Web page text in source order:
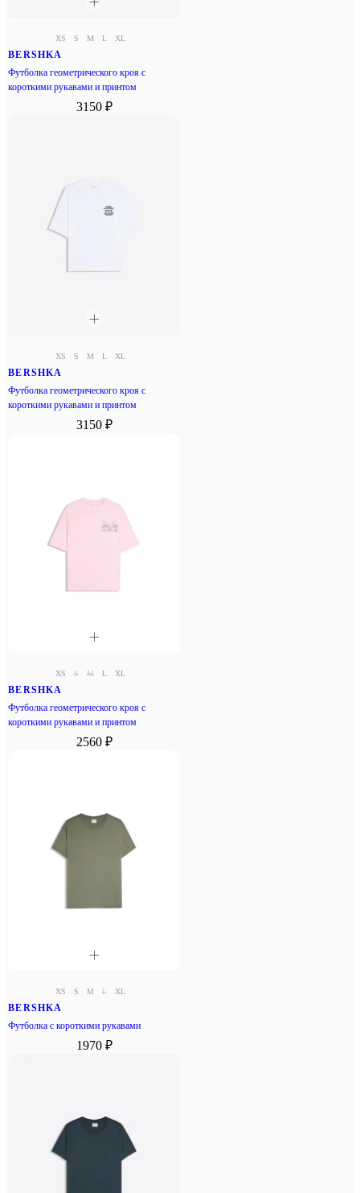
XS S M L XL
BERSHKA
Футболка геометрического кроя с
короткими рукавами и принтом
3150 ₽
XS S M L XL
BERSHKA
Футболка геометрического кроя с
короткими рукавами и принтом
3150 ₽
XS S M L XL
BERSHKA
Футболка геометрического кроя с
короткими рукавами и принтом
2560 ₽
XS S M L XL
BERSHKA
Футболка с короткими рукавами
1970 ₽